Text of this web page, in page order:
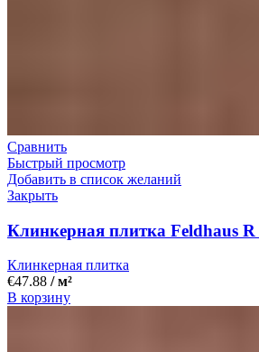
Сравнить
Быстрый просмотр
Добавить в список желаний
Закрыть
Клинкерная плитка Feldhaus
Клинкерная плитка
€47.88 / м²
В корзину